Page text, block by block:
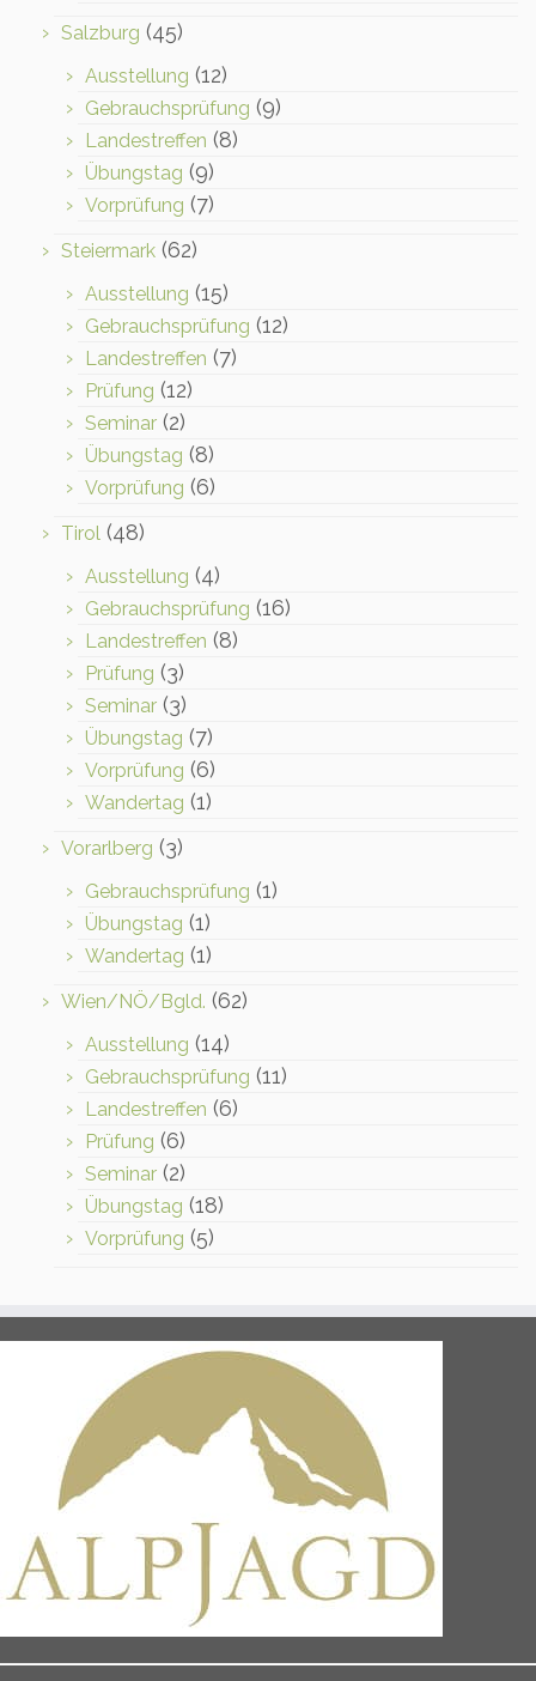
Salzburg (45)
Ausstellung (12)
Gebrauchsprüfung (9)
Landestreffen (8)
Übungstag (9)
Vorprüfung (7)
Steiermark (62)
Ausstellung (15)
Gebrauchsprüfung (12)
Landestreffen (7)
Prüfung (12)
Seminar (2)
Übungstag (8)
Vorprüfung (6)
Tirol (48)
Ausstellung (4)
Gebrauchsprüfung (16)
Landestreffen (8)
Prüfung (3)
Seminar (3)
Übungstag (7)
Vorprüfung (6)
Wandertag (1)
Vorarlberg (3)
Gebrauchsprüfung (1)
Übungstag (1)
Wandertag (1)
Wien/NÖ/Bgld. (62)
Ausstellung (14)
Gebrauchsprüfung (11)
Landestreffen (6)
Prüfung (6)
Seminar (2)
Übungstag (18)
Vorprüfung (5)